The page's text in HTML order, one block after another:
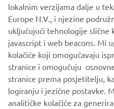
Careline
Pročitajte više
lokalnim verzijama dalje u
Europe N.V., i njezine
uključujući tehnologije slične
javascript i web beacons. Mi
kolačiće koji omogučavaju
stranice i omogučuju
stranice prema posjetitelju,
logiranju i jezične postavke.
analitičke kolačiće za